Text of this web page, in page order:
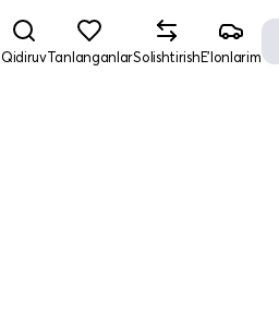
QidiruvTanlanganlarSolishtirishE'lonlarim